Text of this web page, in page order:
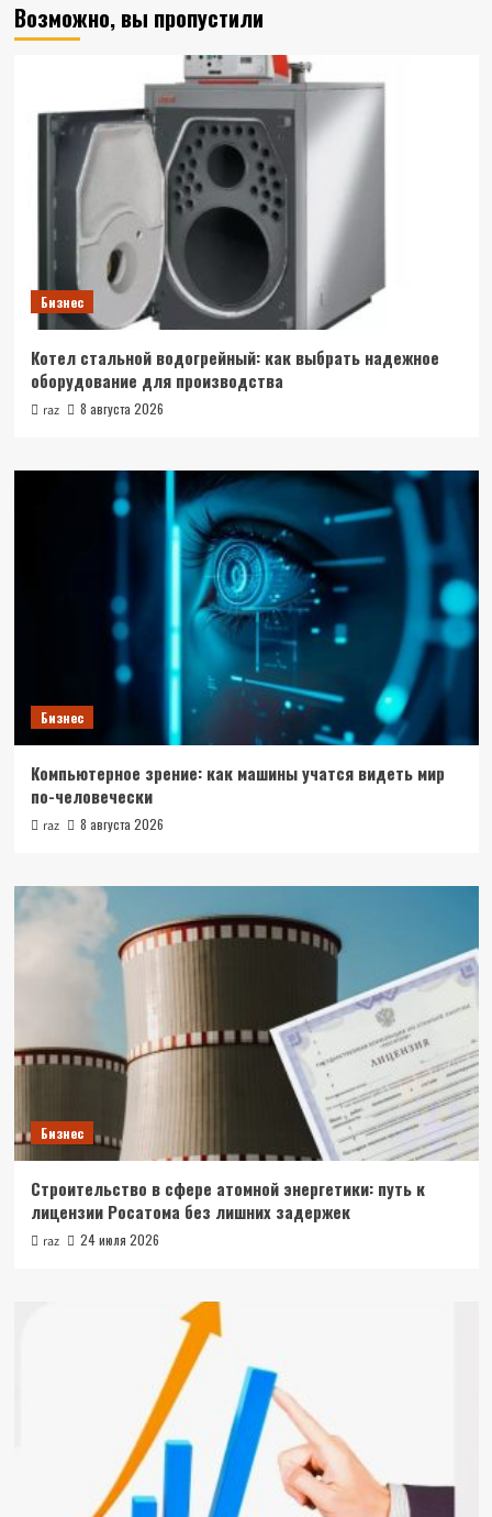
Возможно, вы пропустили
Бизнес
Котел стальной водогрейный: как выбрать надежное
оборудование для производства
raz 8 августа 2026
Бизнес
Компьютерное зрение: как машины учатся видеть мир
по-человечески
raz 8 августа 2026
Бизнес
Строительство в сфере атомной энергетики: путь к
лицензии Росатома без лишних задержек
raz 24 июля 2026